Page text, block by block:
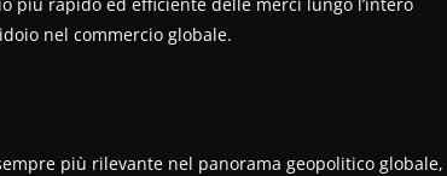
nel commercio globale.
più rilevante nel panorama geopolitico globale,